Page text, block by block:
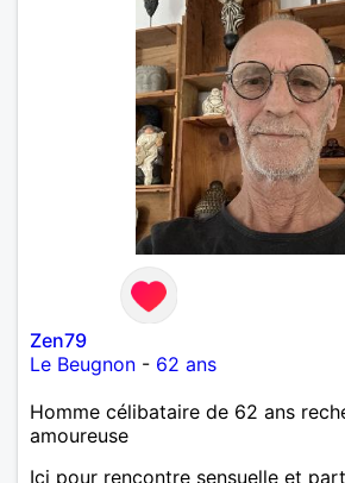
une belle amitié et qu'il n'est
écrire une nouvelle histoire. Si
échanges sincères, les valeurs de
simplicité, nous pourrions faire
d'un café suivi d'une balade, sans
laisser le temps faire le reste. Au
Zen79
Le Beugnon - 62 ans
Homme célibataire de 62 ans
amoureuse
Ici pour rencontre sensuelle et